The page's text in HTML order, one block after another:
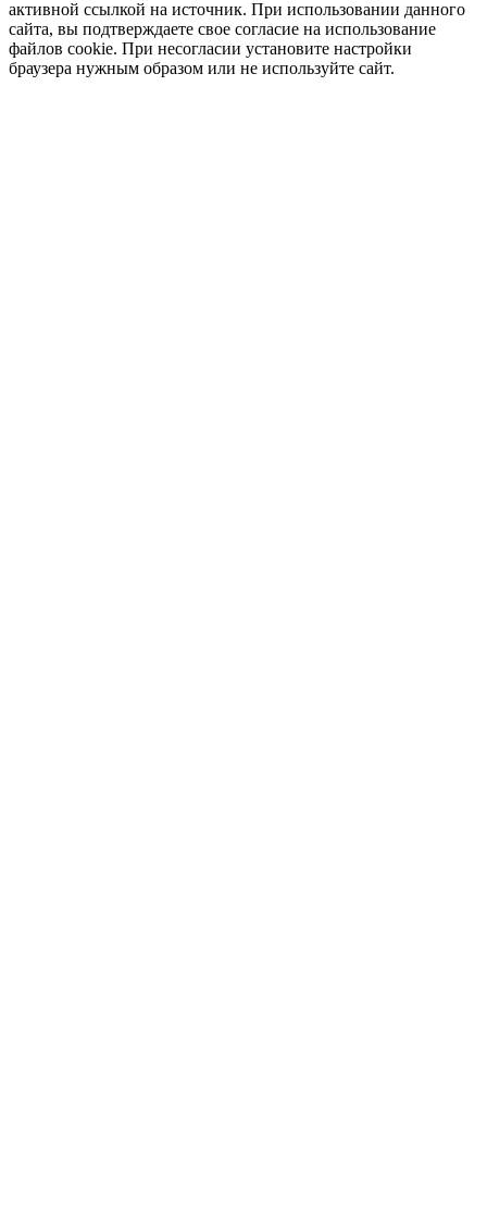
активной ссылкой на источник. При использовании данного
сайта, вы подтверждаете свое согласие на использование
файлов cookie. При несогласии установите настройки
браузера нужным образом или не используйте сайт.